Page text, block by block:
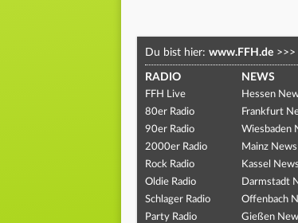
Du bist hier: www.FFH.de >>>
RADIO
FFH Live
80er Radio
90er Radio
2000er Radio
Rock Radio
Oldie Radio
Schlager Radio
Party Radio
NEWS
Hessen
Frankfurt
Wiesbaden
Mainz News
Kassel News
Darmstadt
Offenbach
Gießen